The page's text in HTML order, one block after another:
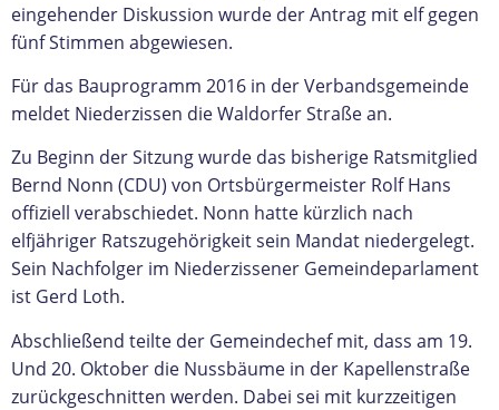
eingehender Diskussion wurde der Antrag mit elf gegen
fünf Stimmen abgewiesen.
Für das Bauprogramm 2016 in der Verbandsgemeinde
meldet Niederzissen die Waldorfer Straße an.
Zu Beginn der Sitzung wurde das bisherige Ratsmitglied
Bernd Nonn (CDU) von Ortsbürgermeister Rolf Hans
offiziell verabschiedet. Nonn hatte kürzlich nach
elfjähriger Ratszugehörigkeit sein Mandat niedergelegt.
Sein Nachfolger im Niederzissener Gemeindeparlament
ist Gerd Loth.
Abschließend teilte der Gemeindechef mit, dass am 19.
Und 20. Oktober die Nussbäume in der Kapellenstraße
zurückgeschnitten werden. Dabei sei mit kurzzeitigen